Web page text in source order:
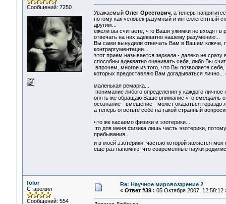
Сообщений: 7250
Уважаемый Олег Орестович, а теперь
потому как человек разумный и интеллегентный
другим...
ежели вы считаете, что Ваши ужимки не входят в
отвечать на них адекватно нашему разумению...
Вы сами вынудили отвечать Вам в Вашем ключе,
контраргументации...
этот прием называется зеркала- далеко не сразу
способны адекватно оценивать себя, либо Вы
впрочем, многое из того, что Вы позволяете
которых предоставляю Вам догадываться
маленькая ремарка...
понимание либого определения у каждого личное
опять же обращаю Ваше внимание что вмещать
осознание - вмещение - может оказаться гораздо
а теперь ответьте себе на такой странный
что же касаемо физики и эзотерики...
то для меня физика лишь часть эзотерики,
пребывания...
и в моей эзотерики, частью которой является
еще раз напомню, что современные науки
folor
Старожил
Сообщений: 554
Re: Научное мировоззрение 2
« Ответ #39 : 05 Октября 2007, 12:58:12